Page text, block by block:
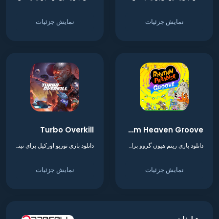
نمایش جزئیات نمایش جزئیات
Rhythm Heaven Groove
دانلود بازی ریتم هیون گروو برای نینتندو سوییچ
نمایش جزئیات
Turbo Overkill
دانلود بازی توربو اورکیل برای نینتندو سوییچ
نمایش جزئیات